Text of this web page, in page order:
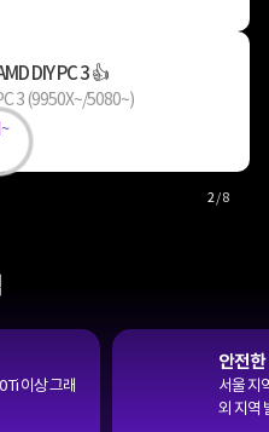
DIY PC 3 👍
3 (9950X~/5080~)
2/8
Ti 이상 그래
안전한
서울 지
외 지역